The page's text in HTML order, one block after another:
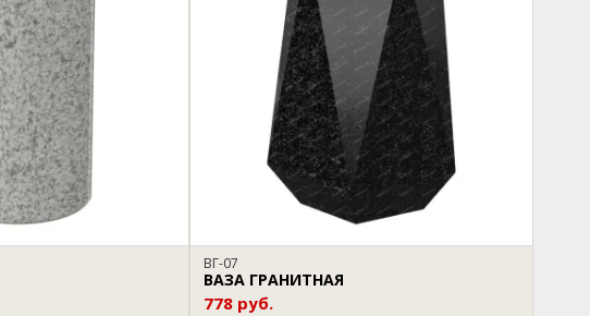
ВГ-07
ВАЗА ГРАНИТНАЯ
778 руб.